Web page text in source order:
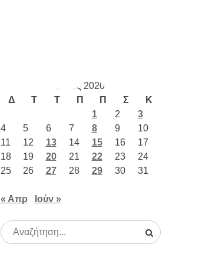
Μάιος 2020
Δ
Τ Τ Π Π Σ
Κ
1
2
3
4
5 6 7 8 9
10
11
12 13 14 15 16
17
18
19 20 21 22 23
24
25
26 27 28 29 30 31
« Απρ Ιούν »